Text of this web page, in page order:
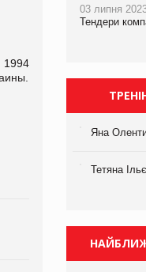
1994
03 липня
Тендери
Яна
Тетяна